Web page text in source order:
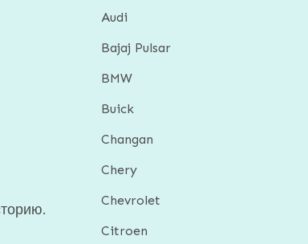
Audi
Bajaj Pulsar
BMW
Buick
Changan
Chery
Chevrolet
Citroen